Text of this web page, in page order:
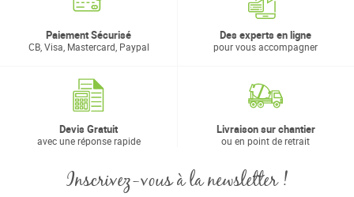
Paiement Sécurisé
CB, Visa, Mastercard, Paypal
Des experts en ligne
pour vous accompagner
Devis Gratuit
avec une réponse rapide
Livraison sur chantier
ou en point de retrait
Inscrivez-vous à la newsletter !